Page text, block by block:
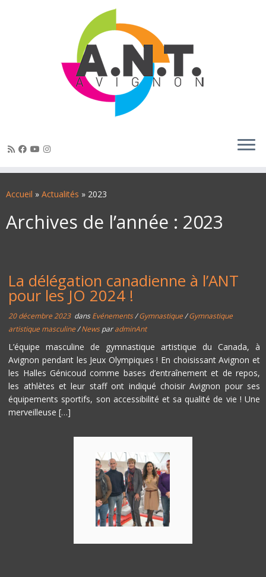
auAccueil » Actualités » 2023
Archives de l’année : 2023
La délégation canadienne à l’ANT
pour les JO 2024 !
20 décembre 2023dansEvénements/Gymnastique/Gymnastique
artistique masculine/NewsparadminAnt
L’équipe masculine de gymnastique artistique du Canada, à
Avignon pendant les Jeux Olympiques ! En choisissant Avignon et
les Halles Génicoud comme bases d’entraînement et de repos,
les athlètes et leur staff ont indiqué choisir Avignon pour ses
équipements sportifs, son accessibilité et sa qualité de vie ! Une
merveilleuse […]